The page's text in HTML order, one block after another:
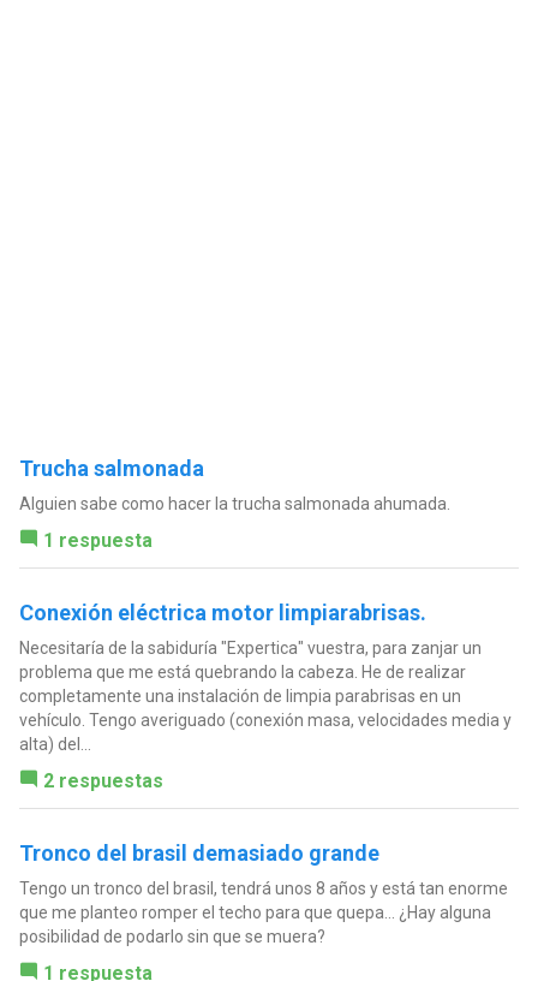
Trucha salmonada
Alguien sabe como hacer la trucha salmonada ahumada.
1 respuesta
Conexión eléctrica motor limpiarabrisas.
Necesitaría de la sabiduría "Expertica" vuestra, para zanjar un
problema que me está quebrando la cabeza. He de realizar
completamente una instalación de limpia parabrisas en un
vehículo. Tengo averiguado (conexión masa, velocidades media y
alta) del...
2 respuestas
Tronco del brasil demasiado grande
Tengo un tronco del brasil, tendrá unos 8 años y está tan enorme
que me planteo romper el techo para que quepa... ¿Hay alguna
posibilidad de podarlo sin que se muera?
1 respuesta